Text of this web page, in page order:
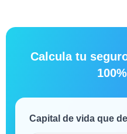
Calcula tu
Capital de vida que